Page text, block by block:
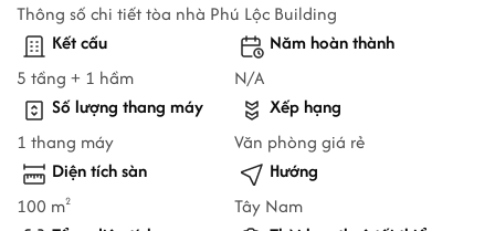
Thông số chi tiết tòa nhà Phú Lộc Building
Kết cấu
5 tầng + 1 hầm
Năm hoàn thành
N/A
Số lượng thang máy
1 thang máy
Xếp hạng
Văn phòng giá rẻ
Diện tích sàn
100 m2
Hướng
Tây Nam